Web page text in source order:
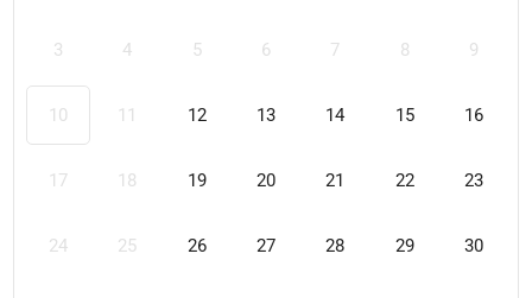
3 4 5 6 7 8 9
10 11 12 13 14 15 16
17 18 19 20 21 22 23
24 25 26 27 28 29 30